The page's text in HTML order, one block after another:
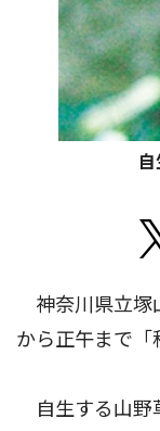
神奈川県立塚
から正午まで「
自生する山野